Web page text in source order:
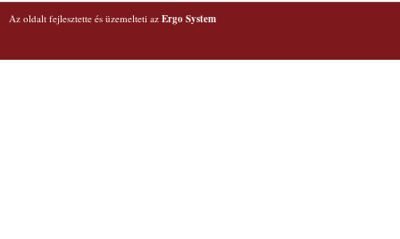
Az oldalt fejlesztette és üzemelteti az Ergo System